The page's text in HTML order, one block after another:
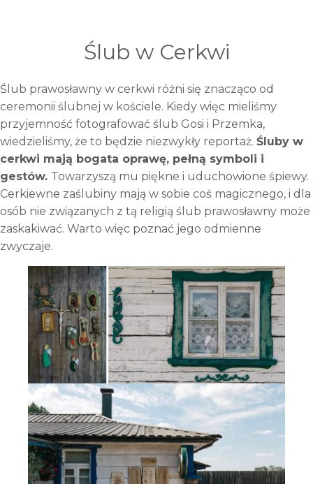
Ślub w Cerkwi
Ślub prawosławny w cerkwi różni się znacząco od
ceremonii ślubnej w kościele. Kiedy więc mieliśmy
przyjemność fotografować ślub Gosi i Przemka,
wiedzieliśmy, że to będzie niezwykły reportaż. Śluby w
cerkwi mają bogata oprawę, pełną symboli i
gestów. Towarzyszą mu piękne i uduchowione śpiewy.
Cerkiewne zaślubiny mają w sobie coś magicznego, i dla
osób nie związanych z tą religią ślub prawosławny może
zaskakiwać. Warto więc poznać jego odmienne
zwyczaje.